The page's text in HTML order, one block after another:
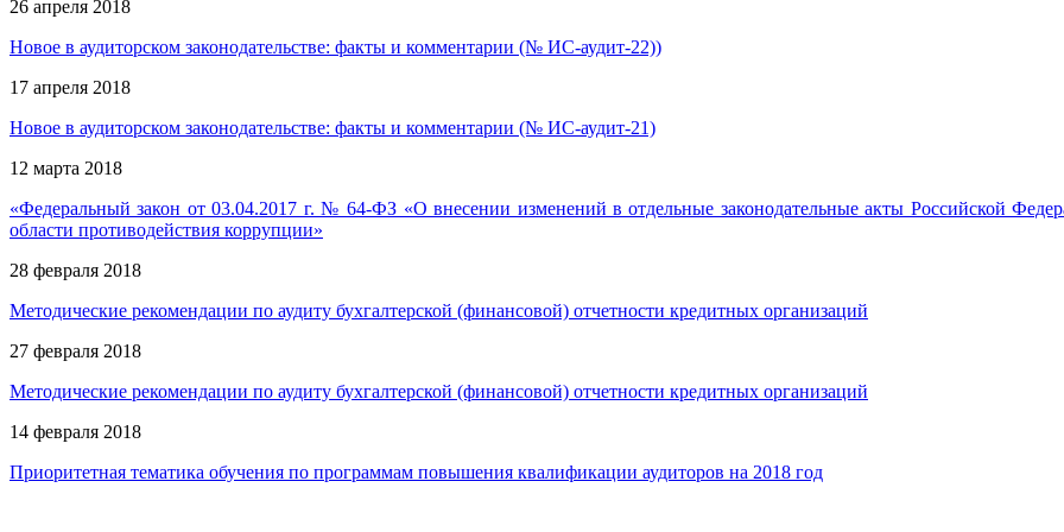
26 апреля 2018
Новое в аудиторском законодательстве: факты и комментарии (№ ИС-аудит-22))
17 апреля 2018
Новое в аудиторском законодательстве: факты и комментарии (№ ИС-аудит-21)
12 марта 2018
«Федеральный закон от 03.04.2017 г. № 64-ФЗ «О внесении изменений в отдельные законодательные акты Российской
области противодействия коррупции»
28 февраля 2018
Методические рекомендации по аудиту бухгалтерской (финансовой) отчетности кредитных организаций
27 февраля 2018
Методические рекомендации по аудиту бухгалтерской (финансовой) отчетности кредитных организаций
14 февраля 2018
Приоритетная тематика обучения по программам повышения квалификации аудиторов на 2018 год